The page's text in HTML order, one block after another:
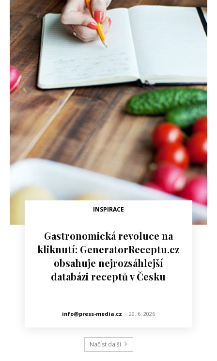
INSPIRACE
Gastronomická revoluce na
kliknutí: GeneratorReceptu.cz
obsahuje nejrozsáhlejší
databázi receptů v Česku
info@press-media.cz - 29. 6. 2026
Načíst další